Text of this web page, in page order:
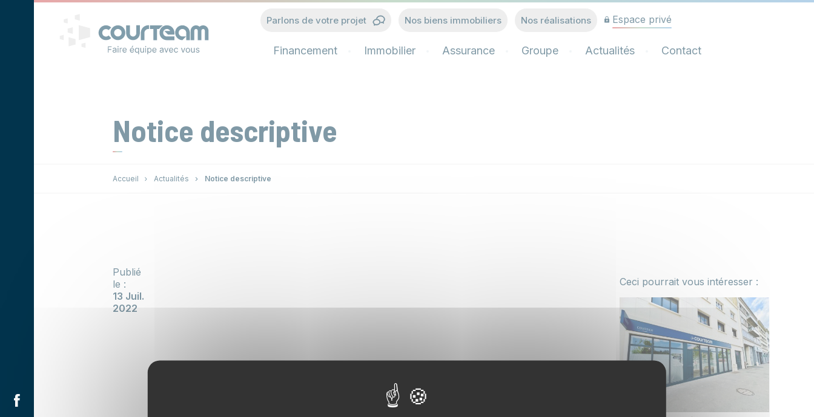
Parlons de votre projet Nos biens immobiliers Nos réalisations Espace privé
Financement Immobilier Assurance Groupe Actualités Contact
Notice descriptive
Accueil Actualités Notice descriptive
Publié
le :
13 Juil.
2022
Ceci pourrait vous intéresser :
Panneau de gestion des cookies